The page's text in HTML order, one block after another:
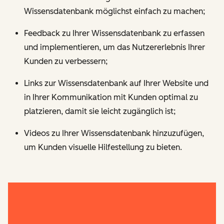
Wissensdatenbank möglichst einfach zu machen;
Feedback zu Ihrer Wissensdatenbank zu erfassen
und implementieren, um das Nutzererlebnis Ihrer
Kunden zu verbessern;
Links zur Wissensdatenbank auf Ihrer Website und
in Ihrer Kommunikation mit Kunden optimal zu
platzieren, damit sie leicht zugänglich ist;
Videos zu Ihrer Wissensdatenbank hinzuzufügen,
um Kunden visuelle Hilfestellung zu bieten.